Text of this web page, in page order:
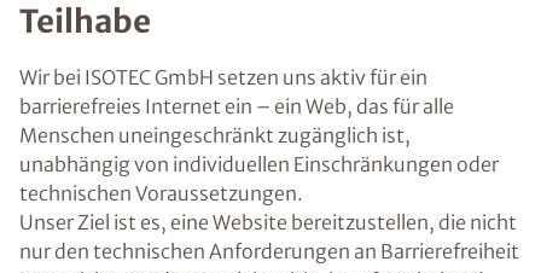
Teilhabe
Wir bei ISOTEC GmbH setzen uns aktiv für ein
barrierefreies Internet ein – ein Web, das für alle
Menschen uneingeschränkt zugänglich ist,
unabhängig von individuellen Einschränkungen oder
technischen Voraussetzungen.
Unser Ziel ist es, eine Website bereitzustellen, die nicht
nur den technischen Anforderungen an Barrierefreiheit